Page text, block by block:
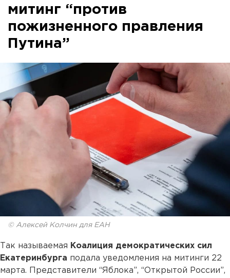
митинг “против
пожизненного правления
Путина”
© Алексей Колчин для ЕАН
Так называемая Коалиция демократических сил
Екатеринбурга подала уведомления на митинги 22
марта. Представители “Яблока”, “Открытой России”,